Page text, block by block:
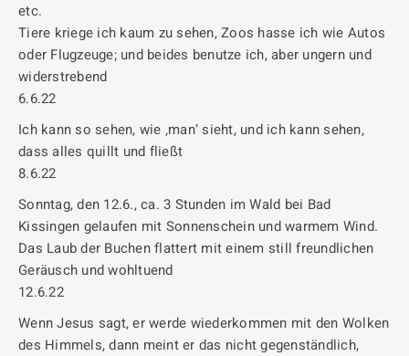
etc.
Tiere kriege ich kaum zu sehen, Zoos hasse ich wie Autos
oder Flugzeuge; und beides benutze ich, aber ungern und
widerstrebend
6.6.22
Ich kann so sehen, wie ‚man‘ sieht, und ich kann sehen,
dass alles quillt und fließt
8.6.22
Sonntag, den 12.6., ca. 3 Stunden im Wald bei Bad
Kissingen gelaufen mit Sonnenschein und warmem Wind.
Das Laub der Buchen flattert mit einem still freundlichen
Geräusch und wohltuend
12.6.22
Wenn Jesus sagt, er werde wiederkommen mit den Wolken
des Himmels, dann meint er das nicht gegenständlich,